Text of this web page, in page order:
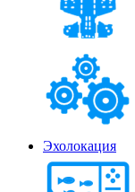
Эхолокация